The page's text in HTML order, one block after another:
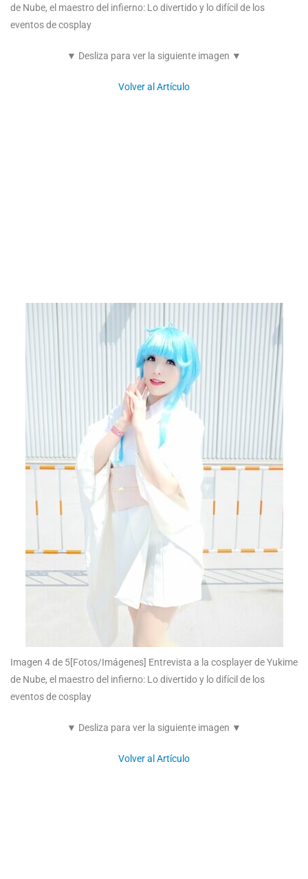
de Nube, el maestro del infierno: Lo divertido y lo difícil de los
eventos de cosplay
▼ Desliza para ver la siguiente imagen ▼
Volver al Artículo
Imagen 4 de 5[Fotos/Imágenes] Entrevista a la cosplayer de Yukime
de Nube, el maestro del infierno: Lo divertido y lo difícil de los
eventos de cosplay
▼ Desliza para ver la siguiente imagen ▼
Volver al Artículo